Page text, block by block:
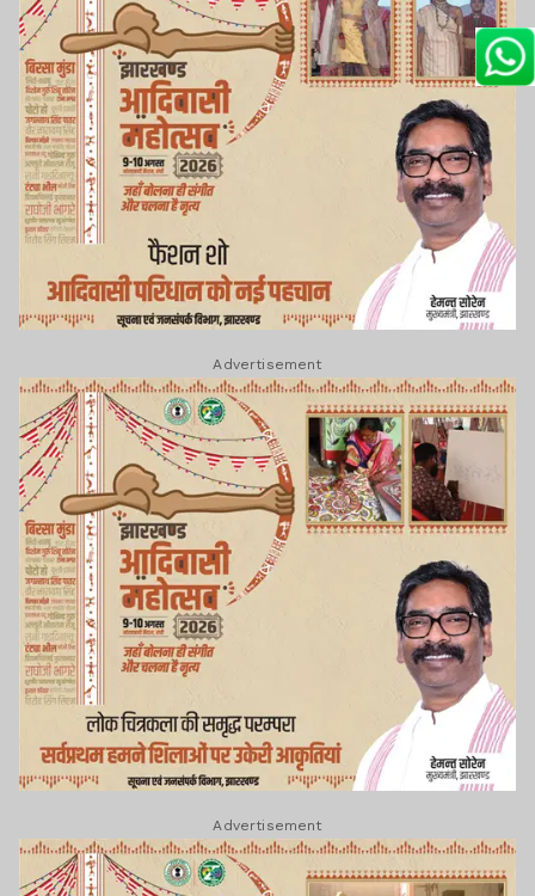
Advertisement
Advertisement